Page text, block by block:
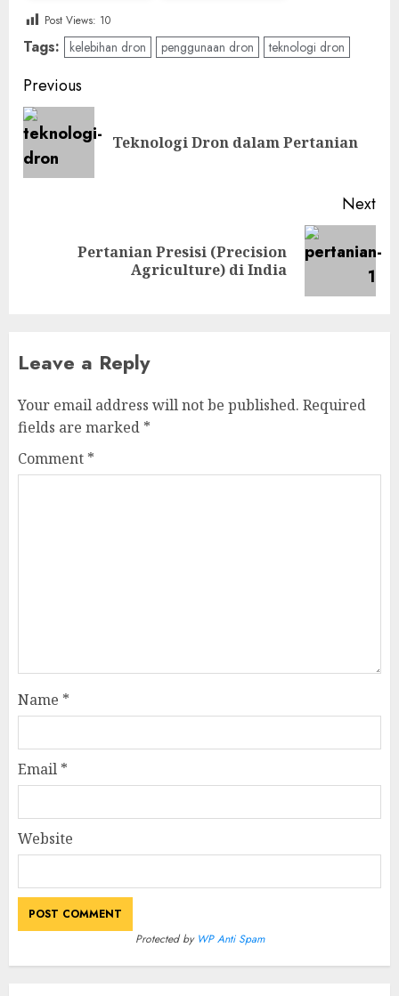
Post Views: 10
Tags: kelebihan dron penggunaan dron teknologi dron
Post
navigation
Previous
Teknologi Dron dalam Pertanian
Next
Pertanian Presisi (Precision
Agriculture) di India
Leave a Reply
Your email address will not be published. Required
fields are marked *
Comment *
Name *
Email *
Website
Protected by WP Anti Spam